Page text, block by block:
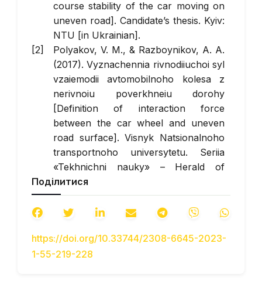
course stability of the car moving on
uneven road]. Candidate’s thesis. Kyiv:
NTU [in Ukrainian].
Polyakov, V. M., & Razboynikov, A. A.
(2017). Vyznachennia rivnodiiuchoi syl
vzaiemodii avtomobilnoho kolesa z
nerivnoiu poverkhneiu dorohy
[Definition of interaction force
between the car wheel and uneven
road surface].Visnyk Natsionalnoho
transportnoho universytetu. Seriia
«Tekhnichni nauky»– Herald of
National Transport University. Series
«Engineering», Issue 1(37), 329–338
[in Ukrainian].
(2017). Vyznachennia parametriv
roboty pidvisky avtomobilia pry yoho
Поділитися
https://doi.org/10.33744/2308-6645-2023-
1-55-219-228